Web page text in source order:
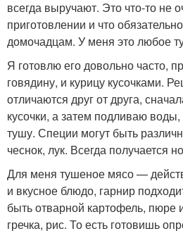
всегда выручают. Это что-то не
приготовлении и что
домочадцам. У меня это любое
Я готовлю его довольно часто,
говядину, и курицу кусочками.
отличаются друг от друга,
кусочки, а затем подливаю
тушу. Специи могут быть
чеснок, лук. Всегда получается
Для меня тушеное мясо —
и вкусное блюдо, гарнир
быть отварной картофель, пюре
гречка, рис. То есть готовишь